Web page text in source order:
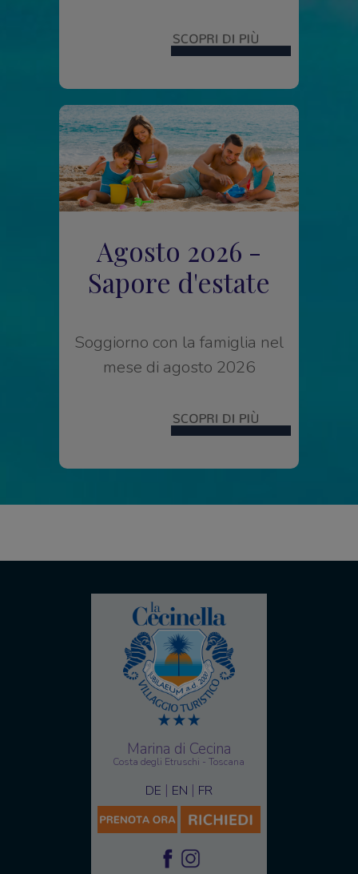
Agosto 2026 -
Sapore d'estate
Soggiorno con la famiglia nel
mese di agosto 2026
Marina di Cecina
Costa degli Etruschi - Toscana
DE | EN | FR